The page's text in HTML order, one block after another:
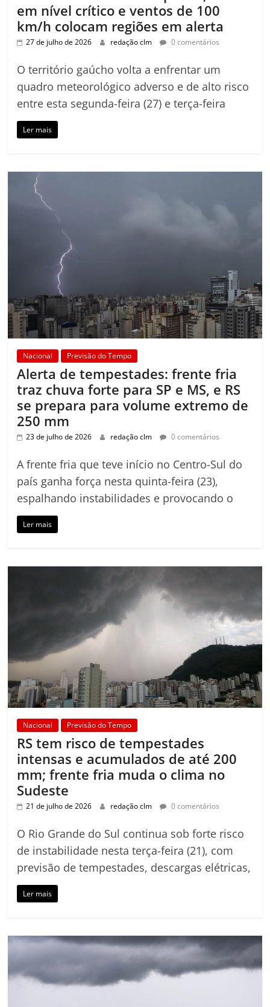
em nível crítico e ventos de 100
km/h colocam regiões em alerta
27 de julho de 2026 redação clm 0 comentários
O território gaúcho volta a enfrentar um
quadro meteorológico adverso e de alto risco
entre esta segunda-feira (27) e terça-feira
Ler mais
Nacional Previsão do Tempo
Alerta de tempestades: frente fria
traz chuva forte para SP e MS, e RS
se prepara para volume extremo de
250 mm
23 de julho de 2026 redação clm 0 comentários
A frente fria que teve início no Centro-Sul do
país ganha força nesta quinta-feira (23),
espalhando instabilidades e provocando o
Ler mais
Nacional Previsão do Tempo
RS tem risco de tempestades
intensas e acumulados de até 200
mm; frente fria muda o clima no
Sudeste
21 de julho de 2026 redação clm 0 comentários
O Rio Grande do Sul continua sob forte risco
de instabilidade nesta terça-feira (21), com
previsão de tempestades, descargas elétricas,
Ler mais